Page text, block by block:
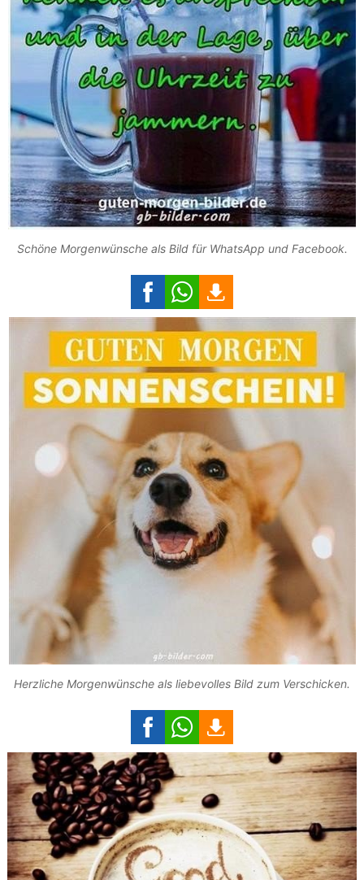
Schöne Morgenwünsche als Bild für WhatsApp und Facebook.
Herzliche Morgenwünsche als liebevolles Bild zum Verschicken.